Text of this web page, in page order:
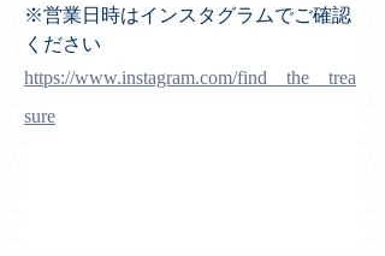
※営業日時はインスタグラムでご確認
ください
https://www.instagram.com/find__the__trea
sure